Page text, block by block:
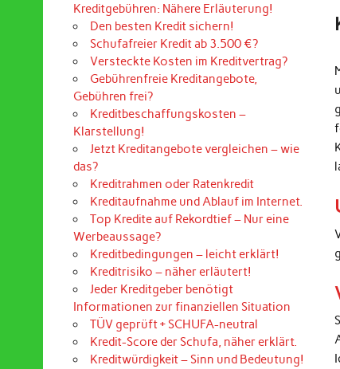
Kreditgebühren: Nähere Erläuterung!
Den besten Kredit sichern!
Schufafreier Kredit ab 3.500 €?
Versteckte Kosten im Kreditvertrag?
Gebührenfreie Kreditangebote,
Gebühren frei?
Kreditbeschaffungskosten –
Klarstellung!
Jetzt Kreditangebote vergleichen – wie
das?
Kreditrahmen oder Ratenkredit
Kreditaufnahme und Ablauf im Internet.
Top Kredite auf Rekordtief – Nur eine
Werbeaussage?
Kreditbedingungen – leicht erklärt!
Kreditrisiko – näher erläutert!
Jeder Kreditgeber benötigt
Informationen zur finanziellen Situation
TÜV geprüft + SCHUFA-neutral
Kredit-Score der Schufa, näher erklärt.
Kreditwürdigkeit – Sinn und Bedeutung!